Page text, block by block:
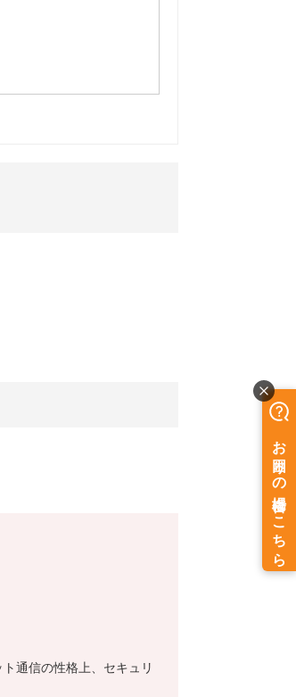
通信の性格上、セキュリ